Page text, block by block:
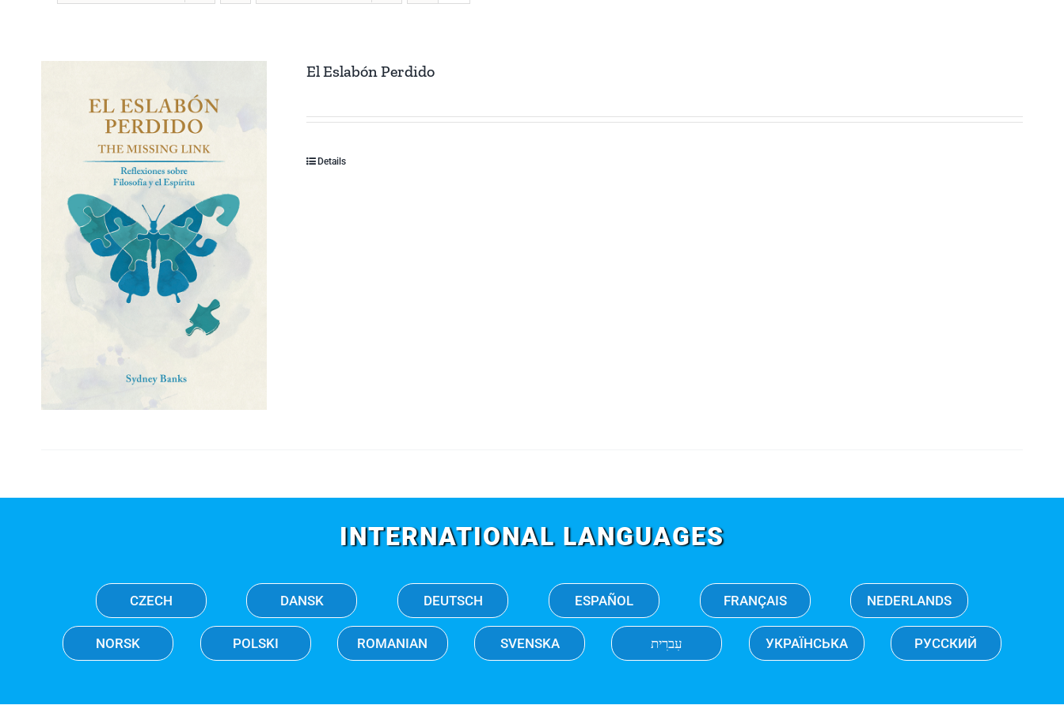
El Eslabón Perdido
Details
INTERNATIONAL LANGUAGES
CZECH DANSK DEUTSCH ESPAÑOL FRANÇAIS NEDERLANDS
NORSK POLSKI ROMANIAN SVENSKA עִברִית УКРАЇНСЬКА РУССКИЙ